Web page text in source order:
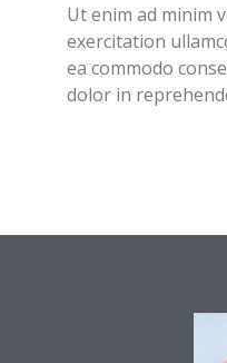
Ut enim ad minim
exercitation
ea commodo
dolor in